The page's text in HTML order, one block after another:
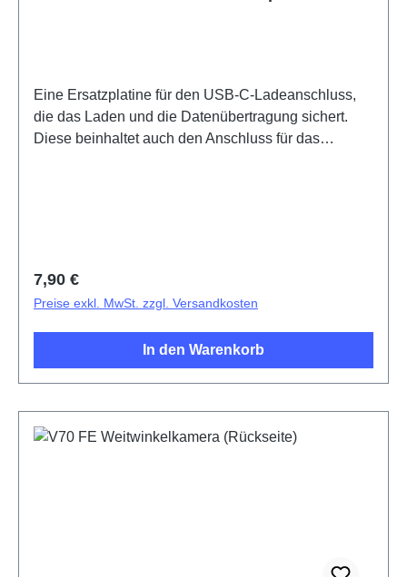
Eine Ersatzplatine für den USB-C-Ladeanschluss,
die das Laden und die Datenübertragung sichert.
Diese beinhaltet auch den Anschluss für das
Regulärer Preis:
7,90 €
Preise exkl. MwSt. zzgl. Versandkosten
In den Warenkorb